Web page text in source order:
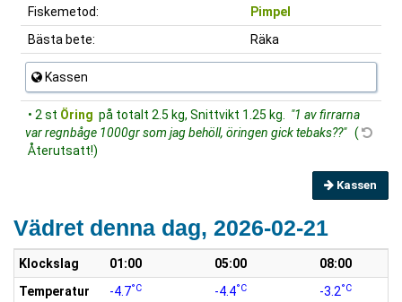
Fiskemetod:
Pimpel
Bästa bete:
Räka
Kassen
• 2 st Öring på totalt 2.5 kg, Snittvikt 1.25 kg.
"1 av firrarna
var regnbåge 1000gr som jag behöll, öringen gick tebaks??" (
Återutsatt!)
Kassen
Vädret denna dag, 2026-02-21
Klockslag 01:00 05:00 08:00
Temperatur
-4.7°C -4.4°C -3.2°C